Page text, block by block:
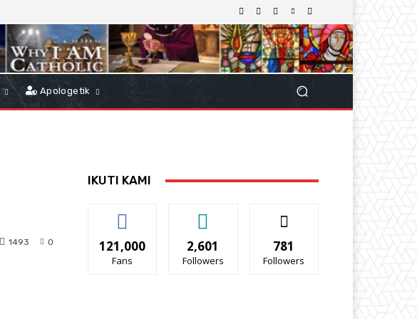
Apologetik
0
1493
IKUTI KAMI
121,000
Fans
2,601
Followers
781
Followers